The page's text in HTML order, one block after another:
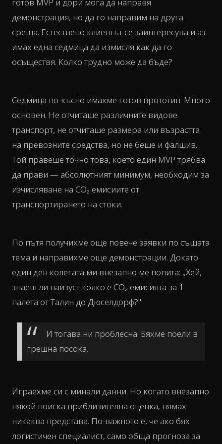
готов MVP и дори мога да направя
демонстрация, но да го направим на друга
среща. Естествено клиентът се заинтересува и аз
имах една седмица да измисля как да го
осъществя. Колко трудно може да бъде?
Седмица по-късно имахме готов прототип. Много
основен. Не отчиташе различните видове
транспорт, не отчиташе размера или възрастта
на превозните средства, но не беше и фалшив.
Той правеше точно това, което един MVP трябва
да прави — абсолютният минимум, необходим за
изчисляване на CO₂ емисиите от
транспортирането на стоки.
По пътя получихме още повече заявки по същата
тема и направихме още демонстрации. Докато
един ден колегата ми внезапно ме попита: „Хей,
знаеш ли наизуст колко е CO₂ емисията за 1
палета от Талин до Дюселдорф?".
И тогава ни проблесна. Бяхме поели в
грешна посока.
Играехме си с минали данни. Но когато внезапно
някой поиска приблизителна оценка, нямах
никаква представа. По-важното е, че ако бях
логистичен специалист, само обща прогноза за